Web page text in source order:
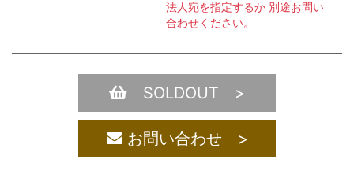
法人宛を指定するか 別途お問い
合わせください。
SOLDOUT >
お問い合わせ >